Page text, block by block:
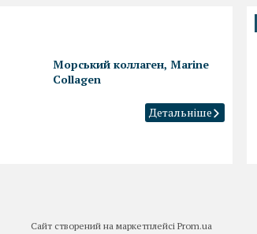
Морський коллаген, Marine
Collagen
Сайт створений на маркетплейсі Prom.ua